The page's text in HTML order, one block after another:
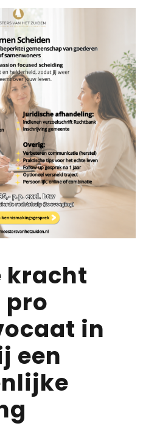
kracht
pro
in
een